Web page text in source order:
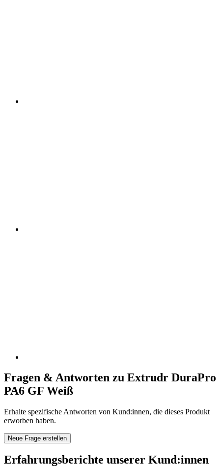
Fragen & Antworten zu Extrudr DuraPro
PA6 GF Weiß
Erhalte spezifische Antworten von Kund:innen, die dieses Produkt
erworben haben.
Neue Frage erstellen
Erfahrungsberichte unserer Kund:innen